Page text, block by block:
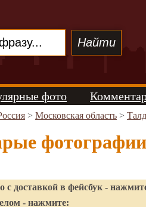
фото
> Московская область >
фотографии
с доставкой в фейсбук -
- нажмите: